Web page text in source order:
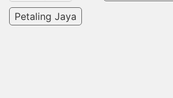
Petaling Jaya